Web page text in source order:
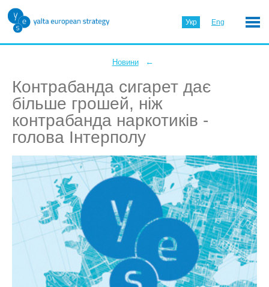
Укр Eng
Новини ←
Контрабанда сигарет дає
більше грошей, ніж
контрабанда наркотиків -
голова Інтерполу